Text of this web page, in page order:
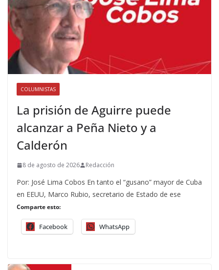
COLUMNISTAS
La prisión de Aguirre puede
alcanzar a Peña Nieto y a
Calderón
8 de agosto de 2026 Redacción
Por: José Lima Cobos En tanto el “gusano” mayor de Cuba
en EEUU, Marco Rubio, secretario de Estado de ese
Comparte esto:
Facebook WhatsApp